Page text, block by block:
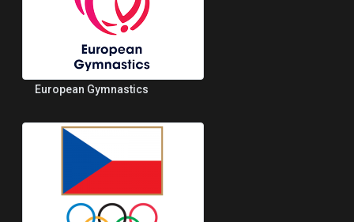
European Gymnastics